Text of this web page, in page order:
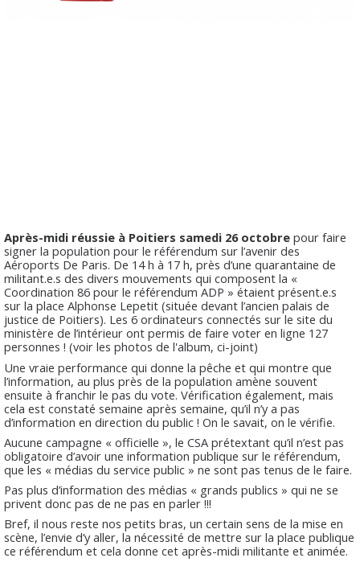
Après-midi réussie à Poitiers samedi 26 octobre pour faire
signer la population pour le référendum sur l’avenir des
Aéroports De Paris. De 14 h à 17 h, près d’une quarantaine de
militant.e.s des divers mouvements qui composent la «
Coordination 86 pour le référendum ADP » étaient présent.e.s
sur la place Alphonse Lepetit (située devant l’ancien palais de
justice de Poitiers). Les 6 ordinateurs connectés sur le site du
ministère de l’intérieur ont permis de faire voter en ligne 127
personnes ! (voir les photos de l'album, ci-joint)
Une vraie performance qui donne la pêche et qui montre que
l’information, au plus près de la population amène souvent
ensuite à franchir le pas du vote. Vérification également, mais
cela est constaté semaine après semaine, qu’il n’y a pas
d’information en direction du public ! On le savait, on le vérifie.
Aucune campagne « officielle », le CSA prétextant qu’il n’est pas
obligatoire d’avoir une information publique sur le référendum,
que les « médias du service public » ne sont pas tenus de le faire.
Pas plus d’information des médias « grands publics » qui ne se
privent donc pas de ne pas en parler !!!
Bref, il nous reste nos petits bras, un certain sens de la mise en
scène, l’envie d’y aller, la nécessité de mettre sur la place publique
ce référendum et cela donne cet après-midi militante et animée.